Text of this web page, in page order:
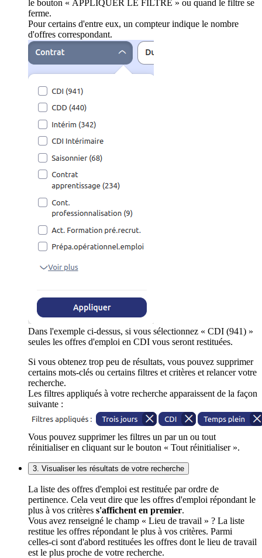
le bouton « APPLIQUER LE FILTRE » ou quand le filtre se
ferme.
Pour certains d'entre eux, un compteur indique le nombre
d'offres correspondant.
Dans l'exemple ci-dessus, si vous sélectionnez « CDI (941) »
seules les offres d'emploi en CDI vous seront restituées.
Si vous obtenez trop peu de résultats, vous pouvez supprimer
certains mots-clés ou certains filtres et critères et relancer votre
recherche.
Les filtres appliqués à votre recherche apparaissent de la façon
suivante :
Vous pouvez supprimer les filtres un par un ou tout
réinitialiser en cliquant sur le bouton « Tout réinitialiser ».
3. Visualiser les résultats de votre recherche
La liste des offres d'emploi est restituée par ordre de
pertinence. Cela veut dire que les offres d'emploi répondant le
plus à vos critères s'affichent en premier.
Vous avez renseigné le champ « Lieu de travail » ? La liste
restitue les offres répondant le plus à vos critères. Parmi
celles-ci sont d'abord restituées les offres dont le lieu de travail
est le plus proche de votre recherche.